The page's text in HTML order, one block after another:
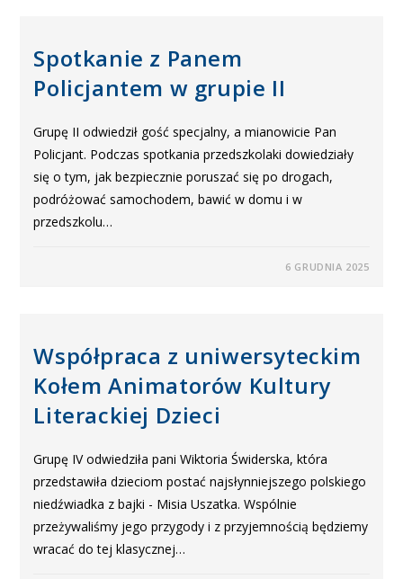
Spotkanie z Panem
Policjantem w grupie II
Grupę II odwiedził gość specjalny, a mianowicie Pan
Policjant. Podczas spotkania przedszkolaki dowiedziały
się o tym, jak bezpiecznie poruszać się po drogach,
podróżować samochodem, bawić w domu i w
przedszkolu…
6 GRUDNIA 2025
Współpraca z uniwersyteckim
Kołem Animatorów Kultury
Literackiej Dzieci
Grupę IV odwiedziła pani Wiktoria Świderska, która
przedstawiła dzieciom postać najsłynniejszego polskiego
niedźwiadka z bajki - Misia Uszatka. Wspólnie
przeżywaliśmy jego przygody i z przyjemnością będziemy
wracać do tej klasycznej…